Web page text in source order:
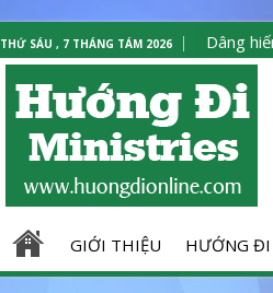
THỨ SÁU , 7 THÁNG TÁM 2026 Dâng
GIỚI THIỆU HƯỚNG ĐI